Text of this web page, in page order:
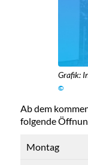
Grafik:
©
Ab dem
folgende
Montag